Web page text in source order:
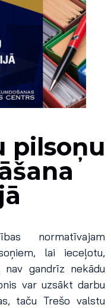
pilsoņu
normatīvajam
lai ieceļotu,
gandrīz nekādu
var uzsākt darbu
taču Trešo valstu